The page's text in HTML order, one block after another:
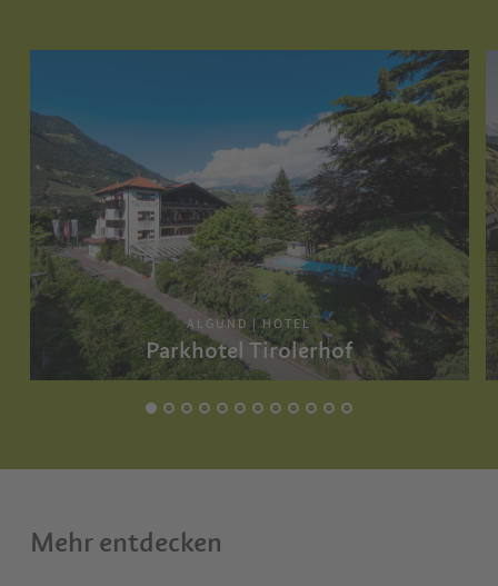
ALGUND | HOTEL
Parkhotel Tirolerhof
Mehr entdecken